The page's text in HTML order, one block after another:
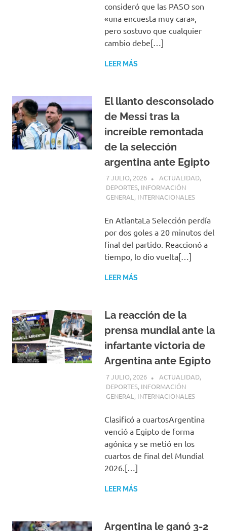
consideró que las PASO son
«una encuesta muy cara»,
pero sostuvo que cualquier
cambio debe[…]
LEER MÁS
El llanto desconsolado
de Messi tras la
increíble remontada
de la selección
argentina ante Egipto
7 JULIO, 2026 H P
ACTUALIDAD,
DEPORTES, INFORMACIÓN
GENERAL , INTERNACIONALES
En AtlantaLa Selección perdía
por dos goles a 20 minutos del
final del partido. Reaccionó a
tiempo, lo dio vuelta[…]
LEER MÁS
La reacción de la
prensa mundial ante la
infartante victoria de
Argentina ante Egipto
7 JULIO, 2026 H P
ACTUALIDAD,
DEPORTES, INFORMACIÓN
GENERAL , INTERNACIONALES
Clasificó a cuartosArgentina
venció a Egipto de forma
agónica y se metió en los
cuartos de final del Mundial
2026.[…]
LEER MÁS
Argentina le ganó 3-2